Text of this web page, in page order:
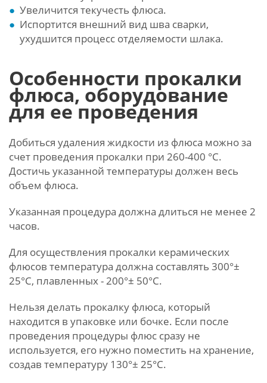
Увеличится текучесть флюса.
Испортится внешний вид шва сварки,
ухудшится процесс отделяемости шлака.
Особенности прокалки
флюса, оборудование
для ее проведения
Добиться удаления жидкости из флюса можно за
счет проведения прокалки при 260-400 °С.
Достичь указанной температуры должен весь
объем флюса.
Указанная процедура должна длиться не менее 2
часов.
Для осуществления прокалки керамических
флюсов температура должна составлять 300°±
25°С, плавленных - 200°± 50°С.
Нельзя делать прокалку флюса, который
находится в упаковке или бочке. Если после
проведения процедуры флюс сразу не
используется, его нужно поместить на хранение,
создав температуру 130°± 25°С.